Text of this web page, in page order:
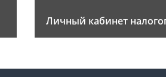
Личный кабинет